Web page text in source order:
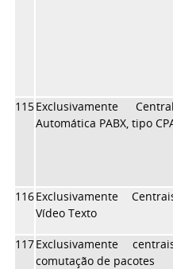
115Exclusivamente
Automática PABX, tipo
116Exclusivamente
Vídeo Texto
117Exclusivamente
comutação de pacotes